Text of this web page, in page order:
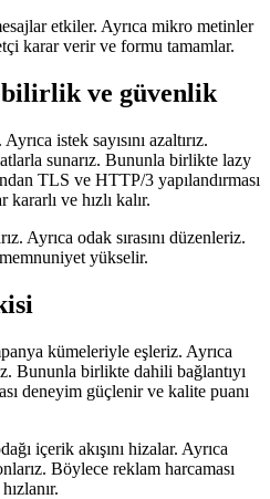
etkiler. Ayrıca mikro metinler
karar verir ve formu tamamlar.
ve güvenlik
istek sayısını azaltırız.
sunarız. Bununla birlikte lazy
TLS ve HTTP/3 yapılandırması
ve hızlı kalır.
Ayrıca odak sırasını düzenleriz.
yükselir.
kümeleriyle eşleriz. Ayrıca
Bununla birlikte dahili bağlantıyı
deneyim güçlenir ve kalite puanı
içerik akışını hizalar. Ayrıca
Böylece reklam harcaması